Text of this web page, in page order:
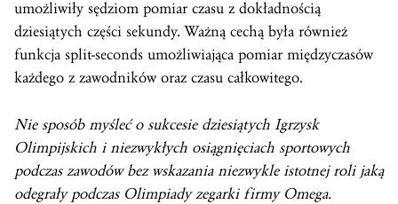
umożliwiły sędziom pomiar czasu z dokładnością
dziesiątych części sekundy. Ważną cechą była również
funkcja split-seconds umożliwiająca pomiar międzyczasów
każdego z zawodników oraz czasu całkowitego.
Nie sposób myśleć o sukcesie dziesiątych Igrzysk
Olimpijskich i niezwykłych osiągnięciach sportowych
podczas zawodów bez wskazania niezwykle istotnej roli jaką
odegrały podczas Olimpiady zegarki firmy Omega.